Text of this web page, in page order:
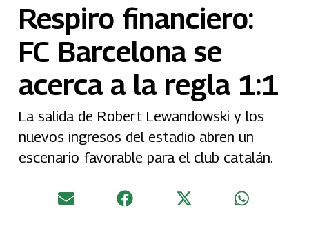
Respiro financiero:
FC Barcelona se
acerca a la regla 1:1
La salida de Robert Lewandowski y los
nuevos ingresos del estadio abren un
escenario favorable para el club catalán.